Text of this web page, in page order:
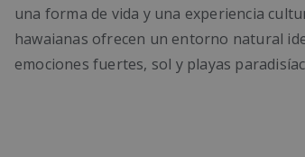
una forma de vida y una experiencia
hawaianas ofrecen un entorno natural
emociones fuertes, sol y playas